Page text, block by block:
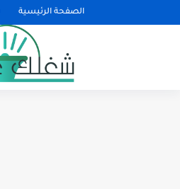
الصفحة الرئيسية